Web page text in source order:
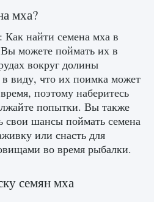
мха?
Как найти семена мха в
можете поймать их в
вокруг долины
виду, что их поимка может
поэтому наберитесь
попытки. Вы также
свои шансы поймать семена
или снасть для
во время рыбалки.
семян мха